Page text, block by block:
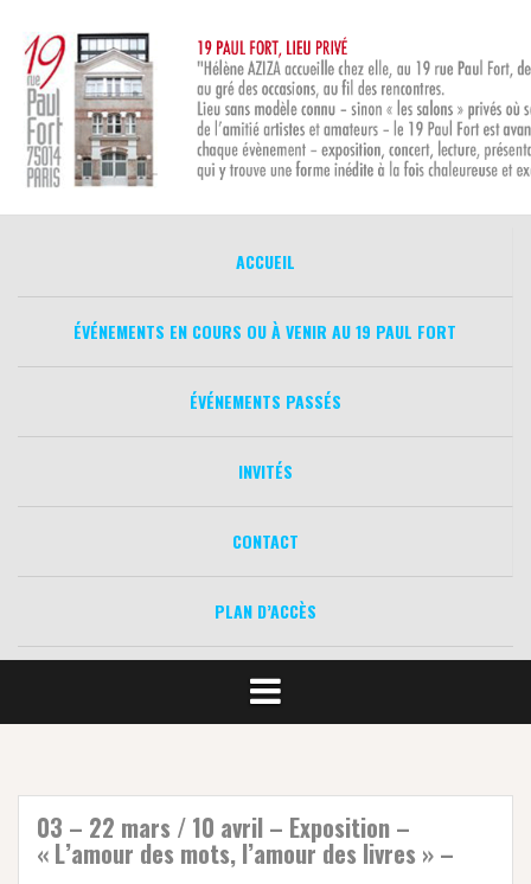
contenu
ACCUEIL
ÉVÉNEMENTS EN COURS OU À VENIR AU 19 PAUL FORT
ÉVÉNEMENTS PASSÉS
INVITÉS
CONTACT
PLAN D’ACCÈS
03 – 22 mars / 10 avril – Exposition –
« L’amour des mots, l’amour des livres » –